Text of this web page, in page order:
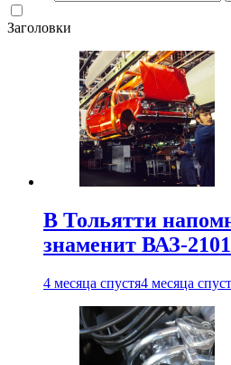
Заголовки
В Тольятти
знаменит ВАЗ-
4 месяца спустя4 месяца